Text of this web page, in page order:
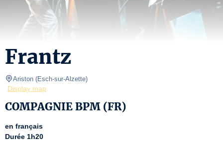
Frantz
Ariston (Esch-sur-Alzette)
Display map
COMPAGNIE BPM (FR)
en français
Durée 1h20